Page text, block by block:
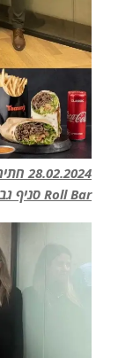
Roll Bar סניף גבעתיים.